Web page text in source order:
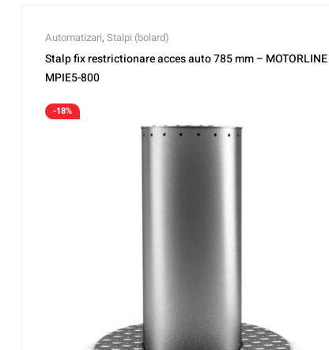
Automatizari, Stalpi (bolard)
Stalp fix restrictionare acces auto 785 mm – MOTORLINE
MPIE5-800
-18%